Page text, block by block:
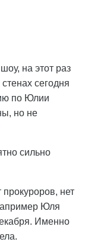
на этот раз
сегодня
по Юлии
но не
сильно
нет
Юля
Именно